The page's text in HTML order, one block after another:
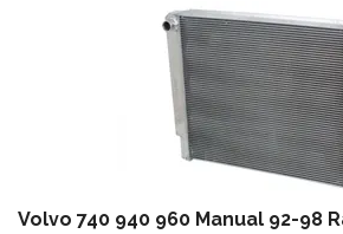
Volvo 740 940 960 Manual 92-98